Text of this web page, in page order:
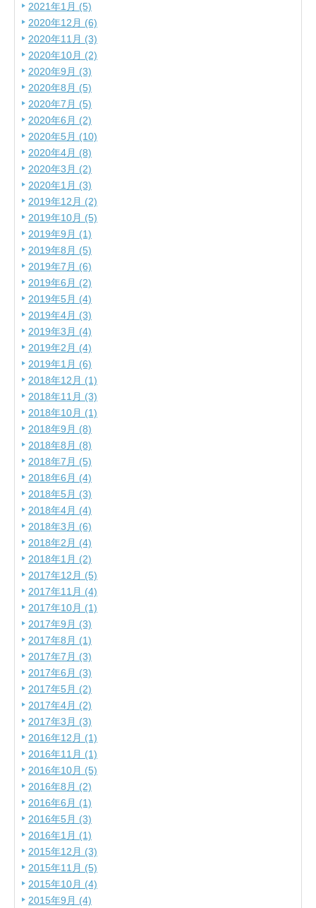
2021年1月 (5)
2020年12月 (6)
2020年11月 (3)
2020年10月 (2)
2020年9月 (3)
2020年8月 (5)
2020年7月 (5)
2020年6月 (2)
2020年5月 (10)
2020年4月 (8)
2020年3月 (2)
2020年1月 (3)
2019年12月 (2)
2019年10月 (5)
2019年9月 (1)
2019年8月 (5)
2019年7月 (6)
2019年6月 (2)
2019年5月 (4)
2019年4月 (3)
2019年3月 (4)
2019年2月 (4)
2019年1月 (6)
2018年12月 (1)
2018年11月 (3)
2018年10月 (1)
2018年9月 (8)
2018年8月 (8)
2018年7月 (5)
2018年6月 (4)
2018年5月 (3)
2018年4月 (4)
2018年3月 (6)
2018年2月 (4)
2018年1月 (2)
2017年12月 (5)
2017年11月 (4)
2017年10月 (1)
2017年9月 (3)
2017年8月 (1)
2017年7月 (3)
2017年6月 (3)
2017年5月 (2)
2017年4月 (2)
2017年3月 (3)
2016年12月 (1)
2016年11月 (1)
2016年10月 (5)
2016年8月 (2)
2016年6月 (1)
2016年5月 (3)
2016年1月 (1)
2015年12月 (3)
2015年11月 (5)
2015年10月 (4)
2015年9月 (4)